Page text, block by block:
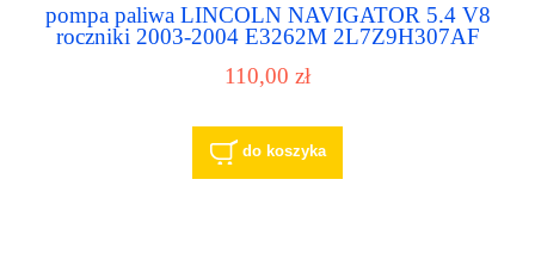
pompa paliwa LINCOLN NAVIGATOR 5.4 V8
roczniki 2003-2004 E3262M 2L7Z9H307AF
110,00 zł
do koszyka